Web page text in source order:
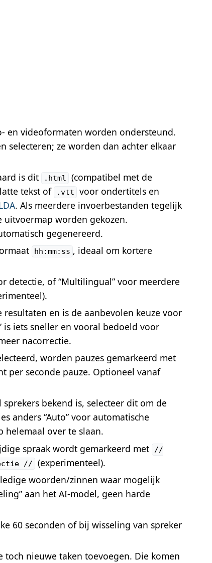
en videoformaten worden ondersteund.
selecteren; ze worden dan achter elkaar
is dit .html
(compatibel met de
tekst of .vtt
voor ondertitels en
. Als meerdere invoerbestanden tegelijk
worden gekozen.
gegenereerd.
hh:mm:ss , ideaal om kortere
detectie, of “Multilingual” voor meerdere
resultaten en is de aanbevolen keuze voor
is iets sneller en vooral bedoeld voor
nacorrectie.
worden pauzes gemarkeerd met
per seconde pauze. Optioneel vanaf
sprekers bekend is, selecteer dit om de
anders “Auto” voor automatische
helemaal over te slaan.
spraak wordt gemarkeerd met
//
//
(experimenteel).
woorden/zinnen waar mogelijk
aan het AI-model, geen harde
60 seconden of bij wisseling van spreker
nieuwe taken toevoegen. Die komen